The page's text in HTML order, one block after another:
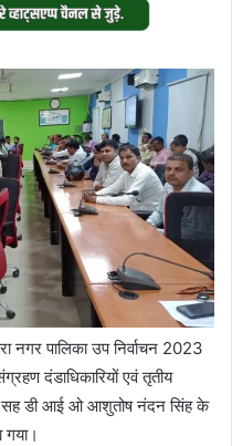
नगर पालिका उप निर्वाचन 2023
दंडाधिकारियों एवं तृतीय
सह डी आई ओ आशुतोष नंदन सिंह के
गया।